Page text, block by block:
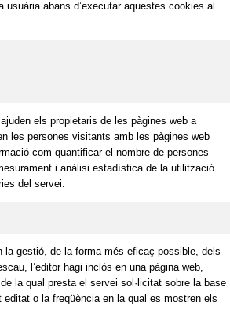
usuària abans d’executar aquestes cookies al
els propietaris de les pàgines web a
les persones visitants amb les pàgines web
com quantificar el nombre de persones
i anàlisi estadística de la utilització
del servei.
la gestió, de la forma més eficaç possible, dels
l’editor hagi inclòs en una pàgina web,
la qual presta el servei sol·licitat sobre la base
o la freqüència en la qual es mostren els